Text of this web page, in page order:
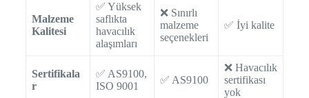
Malzeme
Kalitesi
✅ Yüksek
saflıkta
havacılık
alaşımları
❌ Sınırlı
malzeme
seçenekleri
✅ İyi kalite
Sertifikala
r
✅ AS9100,
ISO 9001
✅ AS9100
❌ Havacılık
sertifikası
yok